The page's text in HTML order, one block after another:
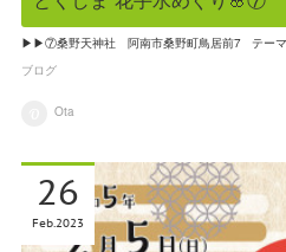
▶▶⑦桑野天神社 阿南市桑野町鳥居前7 テーマ:
ブログ
Ota
26
Feb 2023